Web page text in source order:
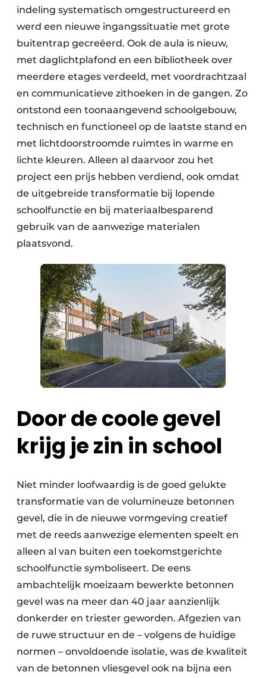
indeling systematisch omgestructureerd en
werd een nieuwe ingangssituatie met grote
buitentrap gecreëerd. Ook de aula is nieuw,
met daglichtplafond en een bibliotheek over
meerdere etages verdeeld, met voordrachtzaal
en communicatieve zithoeken in de gangen. Zo
ontstond een toonaangevend schoolgebouw,
technisch en functioneel op de laatste stand en
met lichtdoorstroomde ruimtes in warme en
lichte kleuren. Alleen al daarvoor zou het
project een prijs hebben verdiend, ook omdat
de uitgebreide transformatie bij lopende
schoolfunctie en bij materiaalbesparend
gebruik van de aanwezige materialen
plaatsvond.
Door de coole gevel
krijg je zin in school
Niet minder loofwaardig is de goed gelukte
transformatie van de volumineuze betonnen
gevel, die in de nieuwe vormgeving creatief
met de reeds aanwezige elementen speelt en
alleen al van buiten een toekomstgerichte
schoolfunctie symboliseert. De eens
ambachtelijk moeizaam bewerkte betonnen
gevel was na meer dan 40 jaar aanzienlijk
donkerder en triester geworden. Afgezien van
de ruwe structuur en de – volgens de huidige
normen – onvoldoende isolatie, was de kwaliteit
van de betonnen vliesgevel ook na bijna een